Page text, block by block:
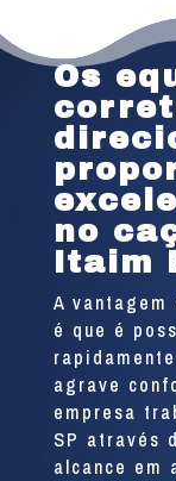
Os
no
Itaim
A
é que é
agrave
empresa
SP através
alcance em